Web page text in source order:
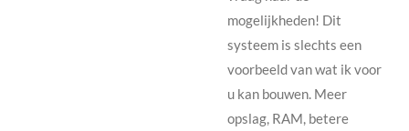
mogelijkheden! Dit
systeem is slechts een
voorbeeld van wat ik voor
u kan bouwen. Meer
opslag, RAM, betere